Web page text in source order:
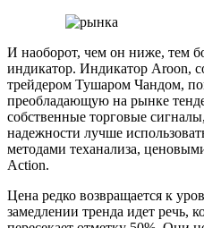
И наоборот, чем он ниже, тем
индикатор. Индикатор Aroon,
трейдером Тушаром Чандом,
преобладающую на рынке
собственные торговые
надежности лучше
методами теханализа,
Action.
Цена редко возвращается к
замедлении тренда идет речь,